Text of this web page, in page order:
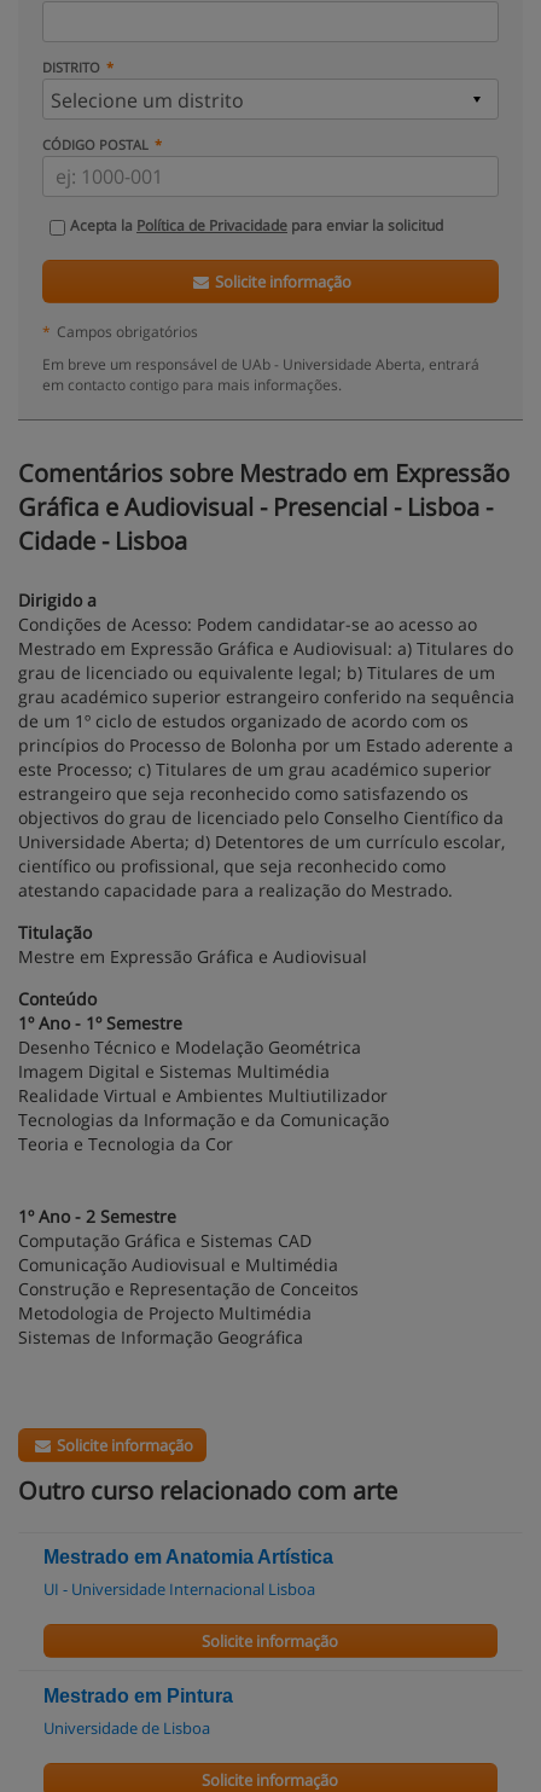
DISTRITO
CÓDIGO POSTAL
Acepta la Política de Privacidade para enviar la solicitud
Solicite informação
* Campos obrigatórios
Em breve um responsável de UAb - Universidade Aberta, entrará
em contacto contigo para mais informações.
Comentários sobre Mestrado em Expressão
Gráfica e Audiovisual - Presencial - Lisboa -
Cidade - Lisboa
Dirigido a
Condições de Acesso: Podem candidatar-se ao acesso ao
Mestrado em Expressão Gráfica e Audiovisual: a) Titulares do
grau de licenciado ou equivalente legal; b) Titulares de um
grau académico superior estrangeiro conferido na sequência
de um 1º ciclo de estudos organizado de acordo com os
princípios do Processo de Bolonha por um Estado aderente a
este Processo; c) Titulares de um grau académico superior
estrangeiro que seja reconhecido como satisfazendo os
objectivos do grau de licenciado pelo Conselho Científico da
Universidade Aberta; d) Detentores de um currículo escolar,
científico ou profissional, que seja reconhecido como
atestando capacidade para a realização do Mestrado.
Titulação
Mestre em Expressão Gráfica e Audiovisual
Conteúdo
1º Ano - 1º Semestre
Desenho Técnico e Modelação Geométrica
Imagem Digital e Sistemas Multimédia
Realidade Virtual e Ambientes Multiutilizador
Tecnologias da Informação e da Comunicação
Teoria e Tecnologia da Cor
1º Ano - 2 Semestre
Computação Gráfica e Sistemas CAD
Comunicação Audiovisual e Multimédia
Construção e Representação de Conceitos
Metodologia de Projecto Multimédia
Sistemas de Informação Geográfica
Solicite informação
Outro curso relacionado com arte
Mestrado em Anatomia Artística
UI - Universidade Internacional Lisboa
Solicite informação
Mestrado em Pintura
Universidade de Lisboa
Solicite informação